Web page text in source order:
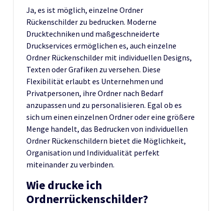
Ja, es ist möglich, einzelne Ordner
Rückenschilder zu bedrucken. Moderne
Drucktechniken und maßgeschneiderte
Druckservices ermöglichen es, auch einzelne
Ordner Rückenschilder mit individuellen Designs,
Texten oder Grafiken zu versehen. Diese
Flexibilität erlaubt es Unternehmen und
Privatpersonen, ihre Ordner nach Bedarf
anzupassen und zu personalisieren. Egal ob es
sich um einen einzelnen Ordner oder eine größere
Menge handelt, das Bedrucken von individuellen
Ordner Rückenschildern bietet die Möglichkeit,
Organisation und Individualität perfekt
miteinander zu verbinden.
Wie drucke ich
Ordnerrückenschilder?